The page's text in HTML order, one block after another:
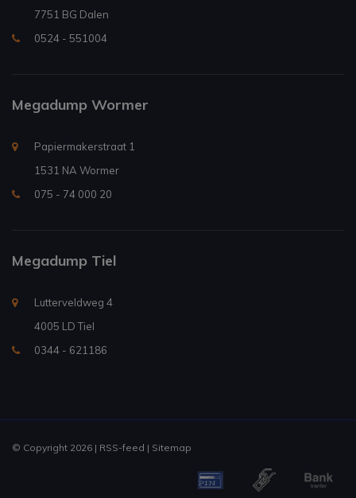
7751 BG Dalen
0524 - 551004
Megadump Wormer
Papiermakerstraat 1
1531 NA Wormer
075 - 74 000 20
Megadump Tiel
Lutterveldweg 4
4005 LD Tiel
0344 - 621186
© Copyright 2026 | RSS-feed | Sitemap